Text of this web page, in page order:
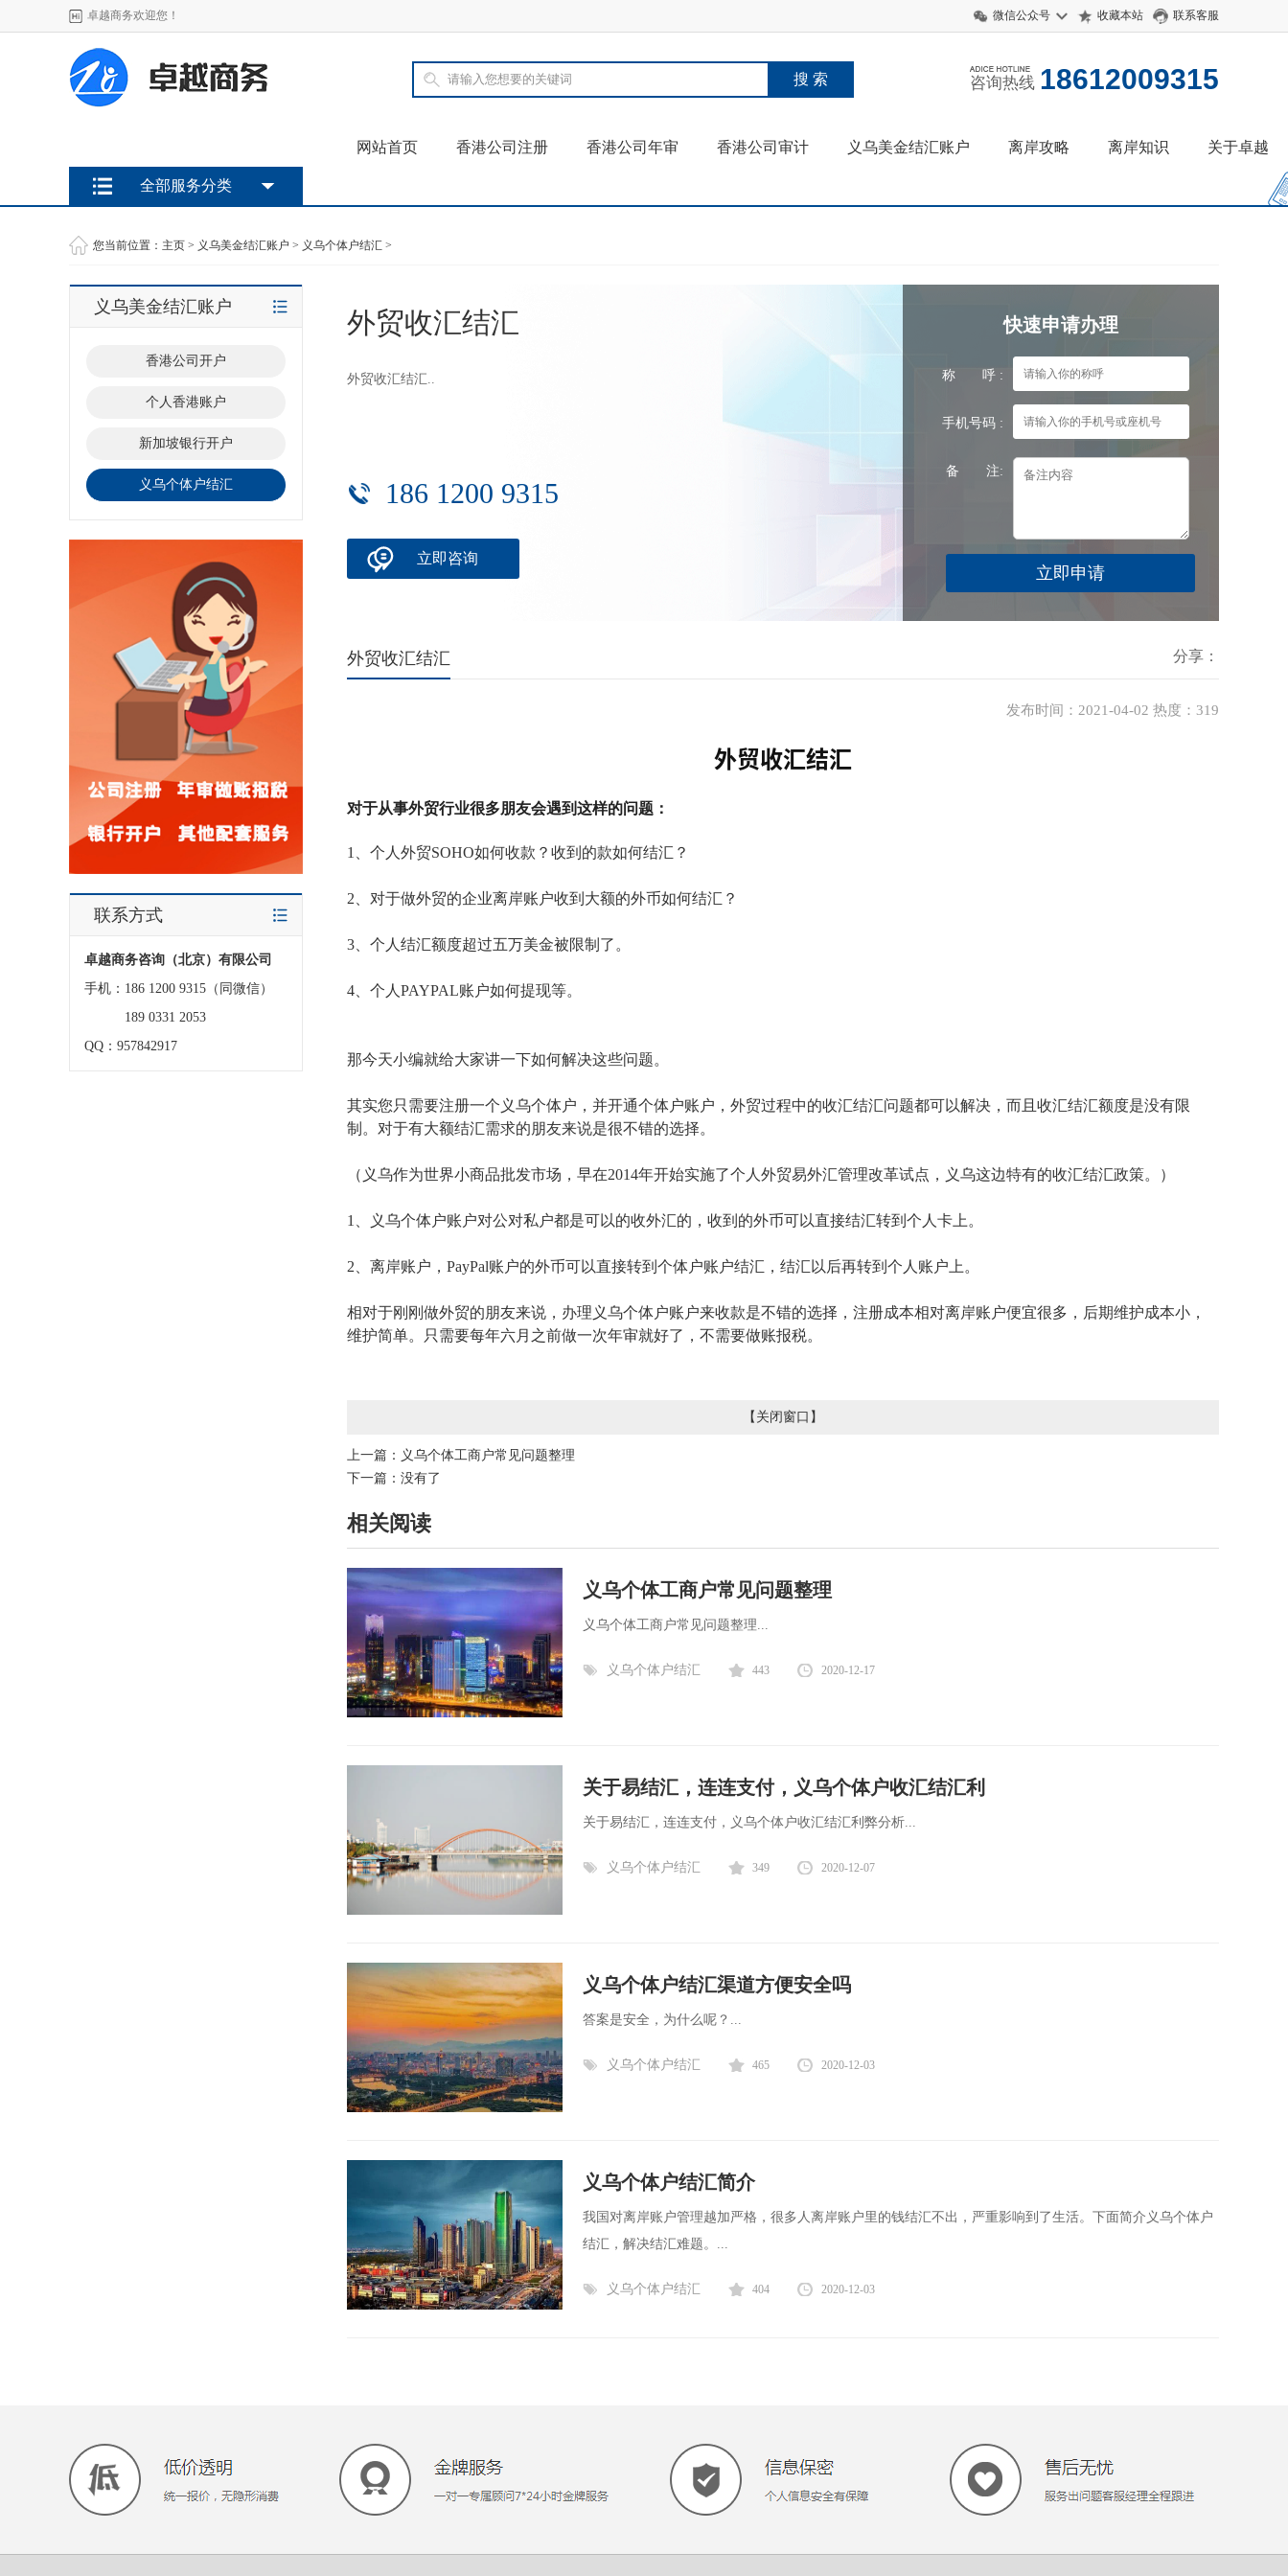
卓越商务欢迎您！ 微信公众号 收藏本站 联系客服
咨询热线 18612009315
网站首页 香港公司注册 香港公司年审 香港公司审计 义乌美金结汇账户 离岸攻略 离岸知识 关于卓越
全部服务分类
您当前位置： 主页 > 义乌美金结汇账户 > 义乌个体户结汇 >
义乌美金结汇账户
香港公司开户
个人香港账户
新加坡银行开户
义乌个体户结汇
联系方式
卓越商务咨询（北京）有限公司
手机：186 1200 9315（同微信）
189 0331 2053
QQ：957842917
外贸收汇结汇
外贸收汇结汇..
186 1200 9315
立即咨询
快速申请办理
称 呼 :
手机号码 :
备 注:
分享：
外贸收汇结汇
发布时间：2021-04-02 热度： 319
外贸收汇结汇
对于从事外贸行业很多朋友会遇到这样的问题：
1、个人外贸SOHO如何收款？收到的款如何结汇？
2、对于做外贸的企业离岸账户收到大额的外币如何结汇？
3、个人结汇额度超过五万美金被限制了。
4、个人PAYPAL账户如何提现等。
那今天小编就给大家讲一下如何解决这些问题。
其实您只需要注册一个义乌个体户，并开通个体户账户，外贸过程中的收汇结汇问题都可以解决，而且收汇结汇额度是没有限
制。对于有大额结汇需求的朋友来说是很不错的选择。
（义乌作为世界小商品批发市场，早在2014年开始实施了个人外贸易外汇管理改革试点，义乌这边特有的收汇结汇政策。）
1、义乌个体户账户对公对私户都是可以的收外汇的，收到的外币可以直接结汇转到个人卡上。
2、离岸账户，PayPal账户的外币可以直接转到个体户账户结汇，结汇以后再转到个人账户上。
相对于刚刚做外贸的朋友来说，办理义乌个体户账户来收款是不错的选择，注册成本相对离岸账户便宜很多，后期维护成本小，
维护简单。只需要每年六月之前做一次年审就好了，不需要做账报税。
【 关闭窗口 】
上一篇： 义乌个体工商户常见问题整理
下一篇：没有了
相关阅读
义乌个体工商户常见问题整理
义乌个体工商户常见问题整理...
义乌个体户结汇 443 2020-12-17
关于易结汇，连连支付，义乌个体户收汇结汇利
关于易结汇，连连支付，义乌个体户收汇结汇利弊分析...
义乌个体户结汇 349 2020-12-07
义乌个体户结汇渠道方便安全吗
答案是安全，为什么呢？...
义乌个体户结汇 465 2020-12-03
义乌个体户结汇简介
我国对离岸账户管理越加严格，很多人离岸账户里的钱结汇不出，严重影响到了生活。下面简介义乌个体户
结汇，解决结汇难题。...
义乌个体户结汇 404 2020-12-03